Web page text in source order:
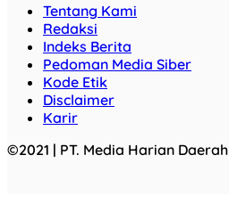
Tentang Kami
Redaksi
Indeks Berita
Pedoman Media Siber
Kode Etik
Disclaimer
Karir
©2021 | PT. Media Harian Daerah